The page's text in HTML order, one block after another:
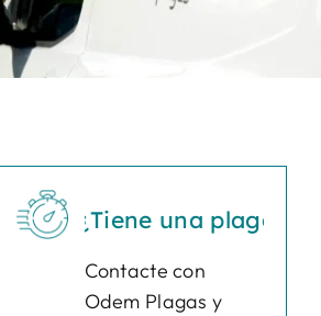
¿Tiene una plaga?Actúe ya
Contacte con
Odem Plagas y